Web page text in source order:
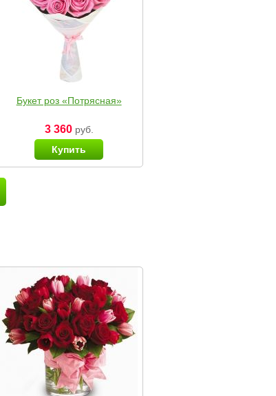
Букет роз «Потрясная»
3 360руб.
Купить